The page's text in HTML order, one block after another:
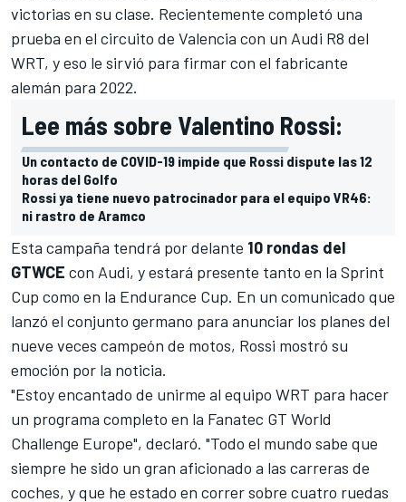
victorias en su clase. Recientemente completó una
prueba en el circuito de Valencia con un Audi R8 del
WRT, y eso le sirvió para firmar con el fabricante
alemán para 2022.
Lee más sobre Valentino Rossi:
Un contacto de COVID-19 impide que Rossi dispute las 12
horas del Golfo
Rossi ya tiene nuevo patrocinador para el equipo VR46:
ni rastro de Aramco
Esta campaña tendrá por delante 10 rondas del
GTWCE con Audi, y estará presente tanto en la Sprint
Cup como en la Endurance Cup. En un comunicado que
lanzó el conjunto germano para anunciar los planes del
nueve veces campeón de motos, Rossi mostró su
emoción por la noticia.
"Estoy encantado de unirme al equipo WRT para hacer
un programa completo en la Fanatec GT World
Challenge Europe", declaró. "Todo el mundo sabe que
siempre he sido un gran aficionado a las carreras de
coches, y que he estado en correr sobre cuatro ruedas